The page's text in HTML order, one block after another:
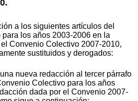
a los siguientes artículos del
los años 2003-2006 en la
Convenio Colectivo 2007-2010,
sustituidos y derogados:
nueva redacción al tercer párrafo
Colectivo para los años
dada por el Convenio 2007-